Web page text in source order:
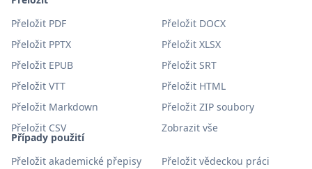
Případy použití
Přeložit akademické přepisy
Přeložit vědeckou práci
Přeložit PDF
Přeložit DOCX
Přeložit PPTX
Přeložit XLSX
Přeložit EPUB
Přeložit SRT
Přeložit VTT
Přeložit HTML
Přeložit Markdown
Přeložit ZIP soubory
Přeložit CSV
Zobrazit vše